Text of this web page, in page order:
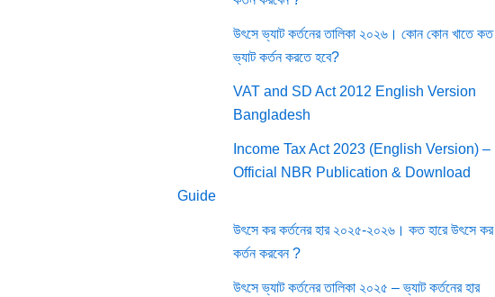
উৎসে ভ্যাট কর্তনের তালিকা ২০২৬। কোন কোন খাতে কত
ভ্যাট কর্তন করতে হবে?
VAT and SD Act 2012 English Version
Bangladesh
Income Tax Act 2023 (English Version) –
Official NBR Publication & Download
Guide
উৎসে কর কর্তনের হার ২০২৫-২০২৬। কত হারে উৎসে কর
কর্তন করবেন ?
উৎসে ভ্যাট কর্তনের তালিকা ২০২৫ – ভ্যাট কর্তনের হার